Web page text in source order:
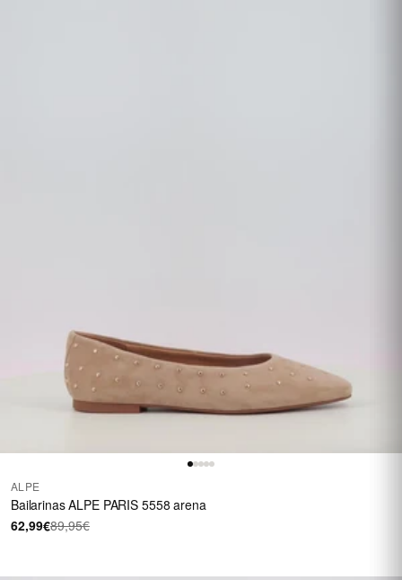
ALPE
Bailarinas ALPE PARIS 5558 arena
62,99€89,95€